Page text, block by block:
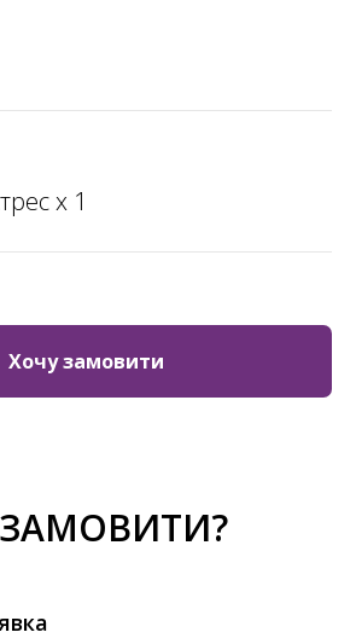
х 1
Хочу замовити